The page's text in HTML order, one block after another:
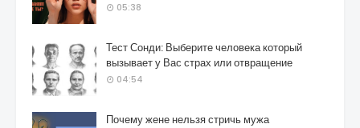
05:38
Тест Сонди: Выберите человека который
вызывает у Вас страх или отвращение
04:54
Почему жене нельзя стричь мужа